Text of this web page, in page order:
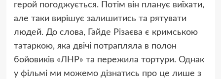
герой погоджується. Потім він планує виїхати,
але таки вирішує залишитись та рятувати
людей. До слова, Гайде Різаєва є кримською
татаркою, яка двічі потрапляла в полон
бойовиків «ЛНР» та пережила тортури. Однак
у фільмі ми можемо дізнатись про це лише з